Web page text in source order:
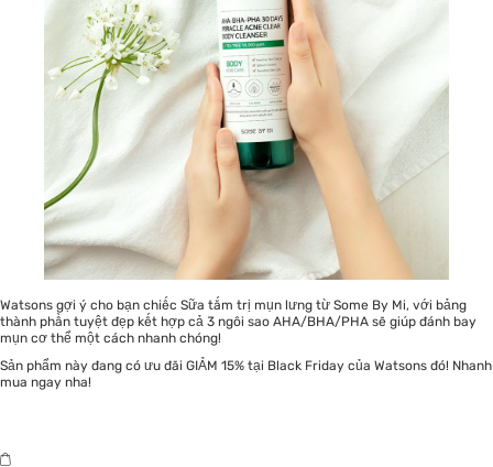
Watsons gợi ý cho bạn chiếc Sữa tắm trị mụn lưng từ Some By Mi, với bảng
thành phần tuyệt đẹp kết hợp cả 3 ngôi sao AHA/BHA/PHA sẽ giúp đánh bay
mụn cơ thể một cách nhanh chóng!
Sản phẩm này đang có ưu đãi GIẢM 15% tại Black Friday của Watsons đó! Nhanh
mua ngay nha!